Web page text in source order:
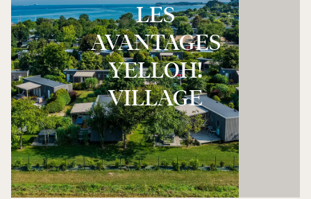
LES
AVANTAGES
YELLOH!
VILLAGE